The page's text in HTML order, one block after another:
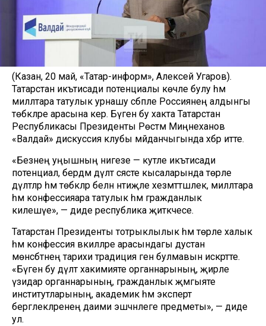
(Казан, 20 май, «Татар-информ», Алексей Угаров).
Татарстан икътисади потенциалы көчле булу һәм
милләтара татулык урнашу сәбәпле Россиянең алдынгы
төбәкләре арасына керә. Бүген бу хакта Татарстан
Республикасы Президенты Рөстәм Миңнеханов
«Валдай» дискуссия клубы мәйданчыгында хәбәр итте.
«Безнең уңышның нигезе — куәтле икътисади
потенциал, бердәм дәүләт сәясәте кысаларында төрле
дәүләтләр һәм төбәкләр белән нәтиҗәле хезмәттәшлек, милләтара
һәм конфессияара татулык һәм гражданлык
килешүе», — диде республика җитәкчесе.
Татарстан Президенты тотрыклылык һәм төрле халык
һәм конфессия вәкилләре арасындагы дустанә
мөнәсәбәтнең тарихи традиция генә булмавын искәртте.
«Бүген бу дәүләт хакимияте органнарының, җирле
үзидарә органнарының, гражданлык җәмгыяте
институтларының, академик һәм эксперт
бергәлекләренең даими эшчәнлеге предметы», — диде
ул.